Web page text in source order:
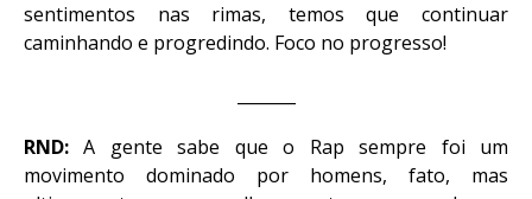
sentimentos nas rimas, temos que continuar
caminhando e progredindo. Foco no progresso!
RND:A gente sabe que o Rap sempre foi um
movimento dominado por homens, fato, mas